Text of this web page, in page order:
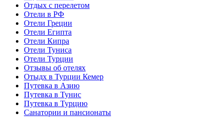
Отдых с перелетом
Отели в РФ
Отели Греции
Отели Египта
Отели Кипра
Отели Туниса
Отели Турции
Отзывы об отелях
Отыдх в Турции Кемер
Путевка в Азию
Путевка в Тунис
Путевка в Турцию
Санатории и пансионаты